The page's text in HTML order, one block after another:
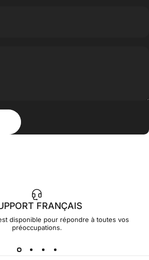
FRANÇAIS
disponible pour répondre à toutes vos
préoccupations.